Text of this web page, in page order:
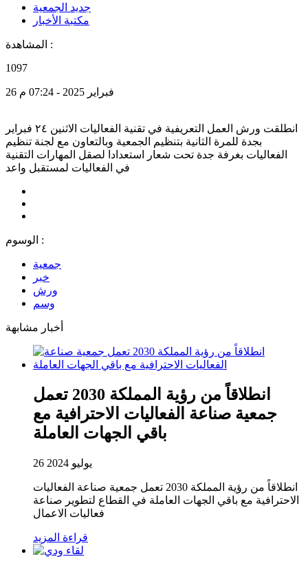
جديد الجمعية
مكتبة الأخبار
المشاهدة :
1097
26 فبراير 2025 - 07:24 م
انطلقت ورش العمل التعريفية في تقنية الفعاليات الاثنين ٢٤ فبراير
بجدة للمرة الثانية بتنظيم الجمعية وبالتعاون مع لجنة تنظيم
الفعاليات بغرفة جدة تحت شعار استعدادا لصقل المهارات التقنية
في الفعاليات لمستقبل واعد
الوسوم :
جمعية
خبر
ورش
وسم
أخبار مشابهة
انطلاقاً من رؤية المملكة 2030 تعمل
جمعية صناعة الفعاليات الاحترافية مع
باقي الجهات العاملة
26 يوليو 2024
انطلاقاً من رؤية المملكة 2030 تعمل جمعية صناعة الفعاليات
الاحترافية مع باقي الجهات العاملة في القطاع لتطوير صناعة
فعاليات الاعمال
قراءة المزيد